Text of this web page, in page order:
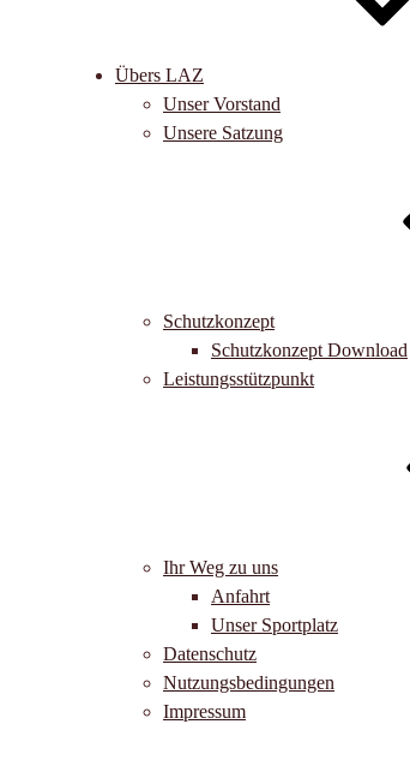
Übers LAZ
Unser Vorstand
Unsere Satzung
Schutzkonzept
Schutzkonzept Download
Leistungsstützpunkt
Ihr Weg zu uns
Anfahrt
Unser Sportplatz
Datenschutz
Nutzungsbedingungen
Impressum